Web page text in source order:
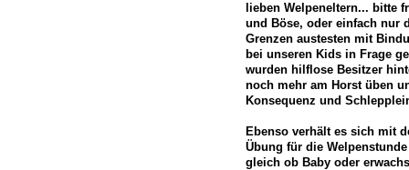
lieben Welpeneltern... bitte
und Böse, oder einfach nur
Grenzen austesten mit
bei unseren Kids in Frage
wurden hilflose Besitzer
noch mehr am Horst üben
Konsequenz und
Ebenso verhält es sich mit
Übung für die
gleich ob Baby oder